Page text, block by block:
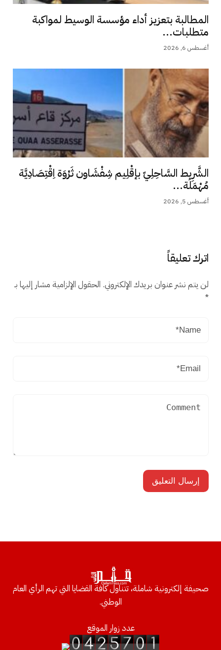
المطالبة بتعزيز أداء مؤسسة الوسيط لمواكبة
متطلبات...
أغسطس 6, 2026
الشَّرِيط السَّاحِلِيّ بإقْلِيم شِفْشَاون ثَرْوَة اِقْتِصَادِيَّة
مُهْمَلَة...
أغسطس 5, 2026
اترك تعليقاً
لن يتم نشر عنوان بريدك الإلكتروني. الحقول الإلزامية مشار إليها بـ
*
صحيفة إلكترونية شاملة، تتناول كافة القضايا التي تهم الرأي العام
الوطني.
عدد زوار الموقع